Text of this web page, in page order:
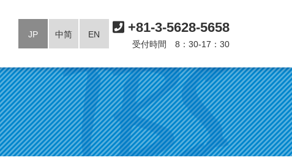
JP 中简 EN +81-3-5628-5658
受付時間 8：30-17：30